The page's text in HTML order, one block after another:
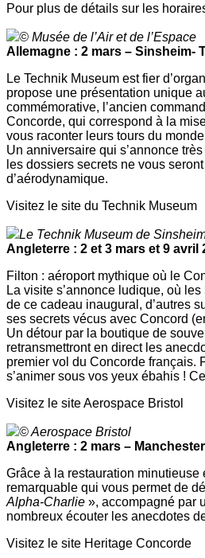
Pour plus de détails sur les
© Musée de l’Air et de l’Espace
Allemagne : 2 mars – Sinsheim-
Le Technik Museum est fier
propose une présentation unique
commémorative, l’ancien
Concorde, qui correspond à la
vous raconter leurs tours du
Un anniversaire qui s’annonce
les dossiers secrets ne vous
d’aérodynamique.
Visitez le site du Technik Museum
Le Technik Museum de
Angleterre : 2 et 3 mars et 9 avril
Filton : aéroport mythique où le
La visite s’annonce ludique, où
de ce cadeau inaugural, d’autres
ses secrets vécus avec Concord
Un détour par la boutique de
retransmettront en direct les
premier vol du Concorde français.
s’animer sous vos yeux ébahis !
Visitez le site Aerospace Bristol
© Aerospace Bristol
Angleterre : 2 mars –
Grâce à la restauration minutieuse
remarquable qui vous permet de
Alpha-Charlie », accompagné par
nombreux écouter les anecdotes
Visitez le site Heritage Concorde